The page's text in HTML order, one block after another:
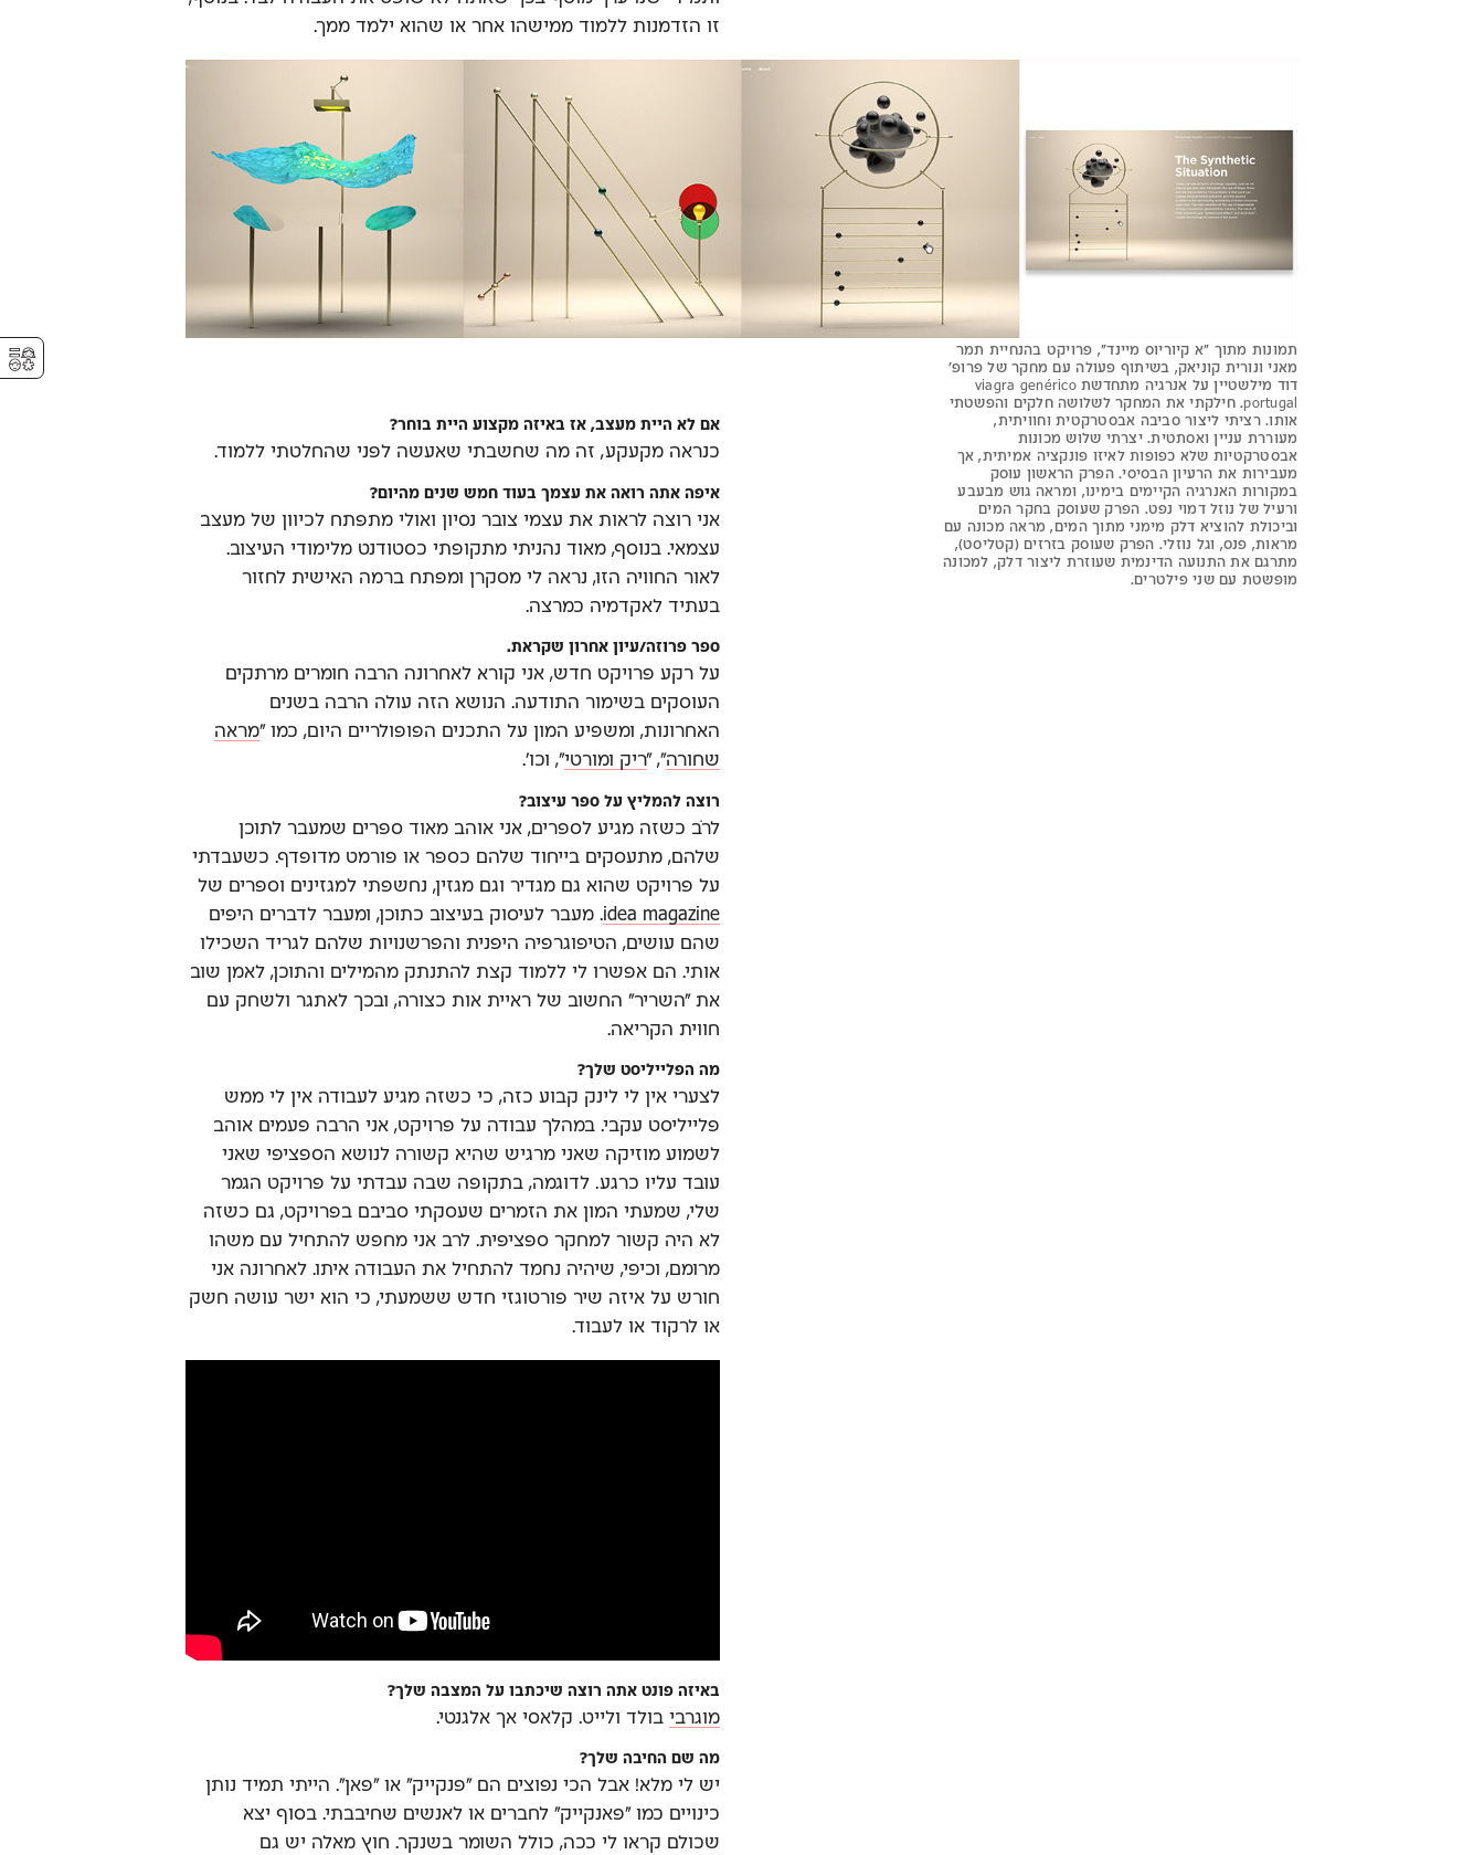
זו הזדמנות ללמוד ממישהו אחר או שהוא ילמד ממך.
תמונות מתוך ״א קיוריוס מיינד״, פרויקט בהנחיית תמר
מאני ונורית קוניאק, בשיתוף פעולה עם מחקר של פרופ׳
דוד מילשטיין על אנרגיה מתחדשתviagra genérico
portugal. חילקתי את המחקר לשלושה חלקים והפשטתי
אותו. רציתי ליצור סביבה אבסטרקטית וחוויתית,
מעוררת עניין ואסתטית. יצרתי שלוש מכונות
אבסטרקטיות שלא כפופות לאיזו פונקציה אמיתית, אך
מעבירות את הרעיון הבסיסי. הפרק הראשון עוסק
במקורות האנרגיה הקיימים בימינו, ומראה גוש מבעבע
ורעיל של נוזל דמוי נפט. הפרק שעוסק בחקר המים
וביכולת להוציא דלק מימני מתוך המים, מראה מכונה עם
מראות, פנס, וגל נוזלי. הפרק שעוסק בזרזים (קטליסט),
מתרגם את התנועה הדינמית שעוזרת ליצור דלק, למכונה
מופשטת עם שני פילטרים.
אם לא היית מעצב, אז באיזה מקצוע היית בוחר?
כנראה מקעקע, זה מה שחשבתי שאעשה לפני שהחלטתי ללמוד.
איפה אתה רואה את עצמך בעוד חמש שנים מהיום?
אני רוצה לראות את עצמי צובר נסיון ואולי מתפתח לכיוון של מעצב
עצמאי. בנוסף, מאוד נהניתי מתקופתי כסטודנט מלימודי העיצוב.
לאור החוויה הזו, נראה לי מסקרן ומפתח ברמה האישית לחזור
בעתיד לאקדמיה כמרצה.
ספר פרוזה/עיון אחרון שקראת.
על רקע פרויקט חדש, אני קורא לאחרונה הרבה חומרים מרתקים
העוסקים בשימור התודעה. הנושא הזה עולה הרבה בשנים
האחרונות, ומשפיע המון על התכנים הפופולריים היום, כמו ״מראה
שחורה״, ״ריק ומורטי״, וכו׳.
רוצה להמליץ על ספר עיצוב?
לרֹב כשזה מגיע לספרים, אני אוהב מאוד ספרים שמעבר לתוכן
שלהם, מתעסקים בייחוד שלהם כספר או פורמט מדופדף. כשעבדתי
על פרויקט שהוא גם מגדיר וגם מגזין, נחשפתי למגזינים וספרים של
idea magazine. מעבר לעיסוק בעיצוב כתוכן, ומעבר לדברים היפים
שהם עושים, הטיפוגרפיה היפנית והפרשנויות שלהם לגריד השכילו
אותי. הם אפשרו לי ללמוד קצת להתנתק מהמילים והתוכן, לאמן שוב
את ״השריר״ החשוב של ראיית אות כצורה, ובכך לאתגר ולשחק עם
חווית הקריאה.
מה הפלייליסט שלך?
לצערי אין לי לינק קבוע כזה, כי כשזה מגיע לעבודה אין לי ממש
פלייליסט עקבי. במהלך עבודה על פרויקט, אני הרבה פעמים אוהב
לשמוע מוזיקה שאני מרגיש שהיא קשורה לנושא הספציפי שאני
עובד עליו כרגע. לדוגמה, בתקופה שבה עבדתי על פרויקט הגמר
שלי, שמעתי המון את הזמרים שעסקתי סביבם בפרויקט, גם כשזה
לא היה קשור למחקר ספציפית. לרב אני מחפש להתחיל עם משהו
מרומם, וכיפי, שיהיה נחמד להתחיל את העבודה איתו. לאחרונה אני
חורש על איזה שיר פורטוגזי חדש ששמעתי, כי הוא ישר עושה חשק
או לרקוד או לעבוד.
באיזה פונט אתה רוצה שיכתבו על המצבה שלך?
מוגרבי בולד ולייט. קלאסי אך אלגנטי.
מה שם החיבה שלך?
יש לי מלא! אבל הכי נפוצים הם ״פנקייק״ או ״פאן״. הייתי תמיד נותן
כינויים כמו ״פאנקייק״ לחברים או לאנשים שחיבבתי. בסוף יצא
שכולם קראו לי ככה, כולל השומר בשנקר. חוץ מאלה יש גם
⚥︎